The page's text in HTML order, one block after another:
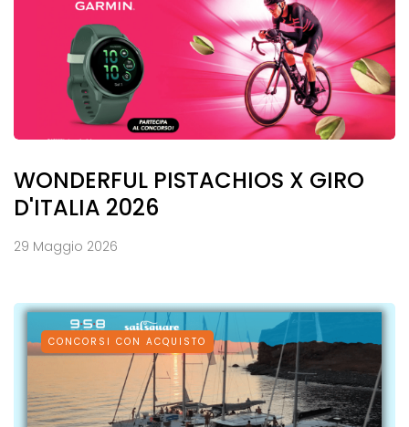
WONDERFUL PISTACHIOS X GIRO
D'ITALIA 2026
29 Maggio 2026
CONCORSI CON ACQUISTO